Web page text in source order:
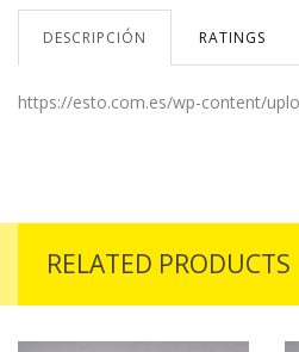
DESCRIPCIÓN RATINGS
https://esto.com.es/wp-content/
RELATED PRODUCTS